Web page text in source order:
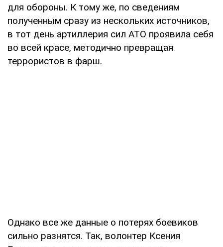
для обороны. К тому же, по сведениям
полученным сразу из нескольких источников,
в тот день артиллерия сил АТО проявила себя
во всей красе, методично превращая
террористов в фарш.
Однако все же данные о потерях боевиков
сильно разнятся. Так, волонтер Ксения